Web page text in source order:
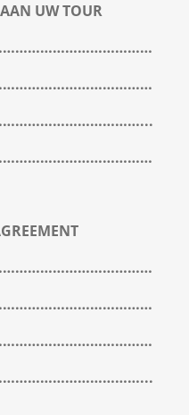
UW TOUR